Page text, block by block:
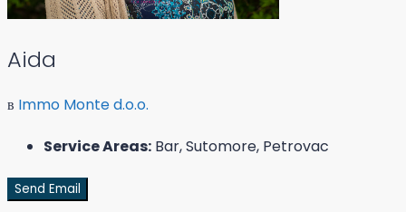
Aida
в Immo Monte d.o.o.
Service Areas: Bar, Sutomore, Petrovac
Send Email